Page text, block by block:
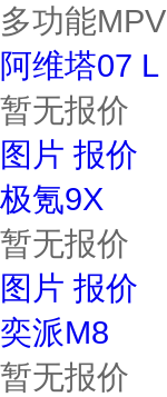
多功能MPV
阿维塔07 L
暂无报价
图片 报价
极氪9X
暂无报价
图片 报价
奕派M8
暂无报价